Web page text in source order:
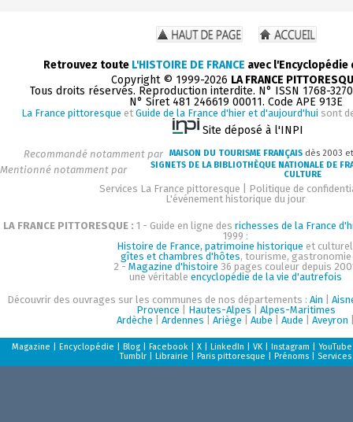
Retrouvez toute L'HISTOIRE DE FRANCE avec
Copyright © 1999-2026 LA FRANCE
Tous droits réservés. Reproduction interdite. N° ISSN 1768-
N° Siret 481 246619 00011. Code APE 913E
La France pittoresque et Guide de la France d'hier et d'aujourd'hui sont
Site déposé à l'INPI
Recommandé notamment par MAISON DU TOURISME FRANÇAIS dès 2003
Mentionné notamment par
SIGNETS DE LA BIBLIOTHÈQUE NATIONALE DE
CULTURE
Services La France pittoresque
Politique de
L'événement historique du jour
LA FRANCE PITTORESQUE : 1 - Guide en ligne des richesses de la France
1999 :
Histoire de France, patrimoine historique et
gîtes et chambres d'hôtes, tourisme, gastronomie
2 - Magazine d'histoire 36 pages couleur depuis
une véritableencyclopédie de la vie d'autrefois
Découvrir des ouvrages sur les communes de nos départements :Ain |
Provence
Hautes-Alpes
Alpes-Maritimes
Ardèche |Ardennes |Ariège |Aube |Aude |Aveyron
Magazine |Encyclopédie |Blog |Facebook |X |LinkedIn |VK |Instagram |YouTube
Tumblr |Librairie |Paris pittoresque |Prénoms Services